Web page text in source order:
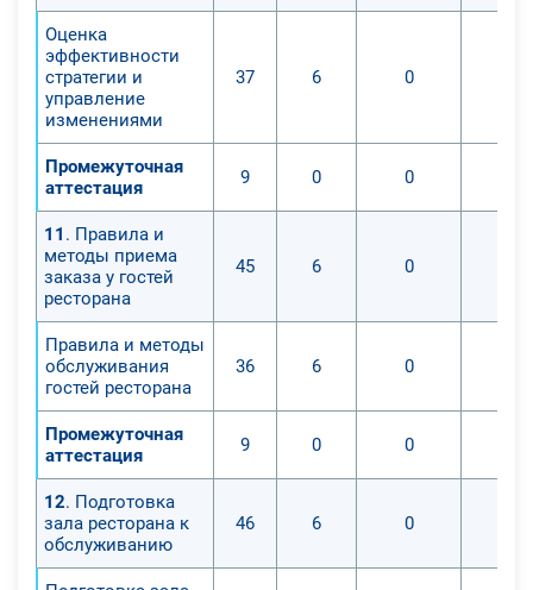
Оценка
эффективности
стратегии и
управление
изменениями
37 6 0
Промежуточная
аттестация
9 0 0
11 . Правила и
методы приема
заказа у гостей
ресторана
45 6 0
Правила и методы
обслуживания
гостей ресторана
36 6 0
Промежуточная
аттестация
9 0 0
12. Подготовка
зала ресторана к
обслуживанию
46 6 0